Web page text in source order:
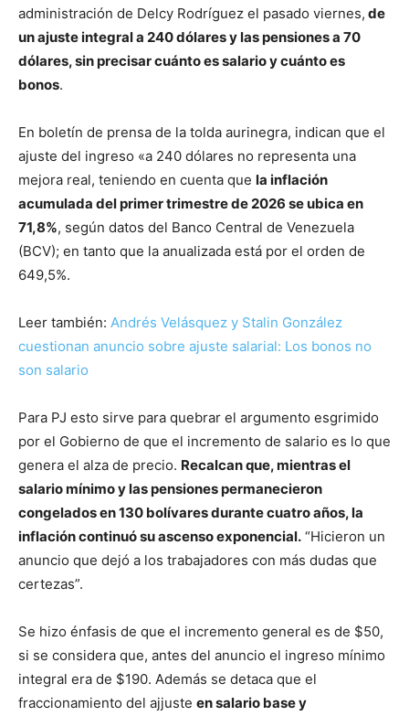
administración de Delcy Rodríguez el pasado viernes, de
un ajuste integral a 240 dólares y las pensiones a 70
dólares, sin precisar cuánto es salario y cuánto es
bonos.
En boletín de prensa de la tolda aurinegra, indican que el
ajuste del ingreso «a 240 dólares no representa una
mejora real, teniendo en cuenta que la inflación
acumulada del primer trimestre de 2026 se ubica en
71,8%, según datos del Banco Central de Venezuela
(BCV); en tanto que la anualizada está por el orden de
649,5%.
Leer también: Andrés Velásquez y Stalin González
cuestionan anuncio sobre ajuste salarial: Los bonos no
son salario
Para PJ esto sirve para quebrar el argumento esgrimido
por el Gobierno de que el incremento de salario es lo que
genera el alza de precio. Recalcan que, mientras el
salario mínimo y las pensiones permanecieron
congelados en 130 bolívares durante cuatro años, la
inflación continuó su ascenso exponencial. “Hicieron un
anuncio que dejó a los trabajadores con más dudas que
certezas”.
Se hizo énfasis de que el incremento general es de $50,
si se considera que, antes del anuncio el ingreso mínimo
integral era de $190. Además se detaca que el
fraccionamiento del ajjuste en salario base y